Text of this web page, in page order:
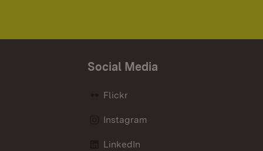
Social Media
Flickr
Instagram
LinkedIn